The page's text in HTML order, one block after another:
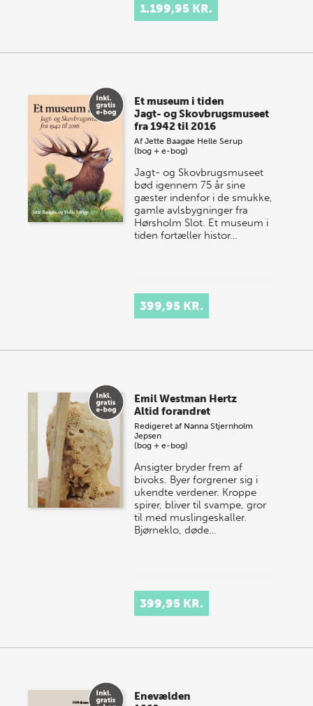
1.199,95 KR.
Et museum i tiden
Jagt- og Skovbrugsmuseet
fra 1942 til 2016
AfJette Baagøe Helle Serup
(bog + e-bog)
Jagt- og Skovbrugsmuseet
bød igennem 75 år sine
gæster indenfor i de smukke,
gamle avlsbygninger fra
Hørsholm Slot. Et museum i
tiden fortæller histor…
399,95 KR.
Emil Westman Hertz
Altid forandret
Redigeret af Nanna Stjernholm
Jepsen
(bog + e-bog)
Ansigter bryder frem af
bivoks. Byer forgrener sig i
ukendte verdener. Kroppe
spirer, bliver til svampe, gror
til med muslingeskaller.
Bjørneklo, døde…
399,95 KR.
Enevælden